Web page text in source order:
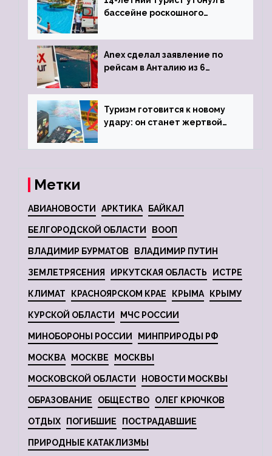
бассейне роскошного
Anex сделал заявление по
рейсам в Анталию из 6
Туризм готовится к новому
удару: он станет жертвой
Метки
АВИАНОВОСТИ АРКТИКА БАЙКАЛ
БЕЛГОРОДСКОЙ ОБЛАСТИ ВООП
ВЛАДИМИР БУРМАТОВ ВЛАДИМИР ПУТИН
ЗЕМЛЕТРЯСЕНИЯ ИРКУТСКАЯ ОБЛАСТЬ ИСТРЕ
КЛИМАТ КРАСНОЯРСКОМ КРАЕ КРЫМА КРЫМУ
КУРСКОЙ ОБЛАСТИ МЧС РОССИИ
МИНОБОРОНЫ РОССИИ МИНПРИРОДЫ РФ
МОСКВА МОСКВЕ МОСКВЫ
МОСКОВСКОЙ ОБЛАСТИ НОВОСТИ МОСКВЫ
ОБРАЗОВАНИЕ ОБЩЕСТВО ОЛЕГ КРЮЧКОВ
ОТДЫХ ПОГИБШИЕ ПОСТРАДАВШИЕ
ПРИРОДНЫЕ КАТАКЛИЗМЫ